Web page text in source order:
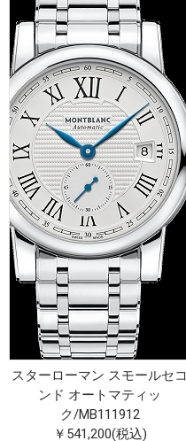
スターローマン スモールセコ
ンド オートマティッ
ク/MB111912
￥541,200(税込)